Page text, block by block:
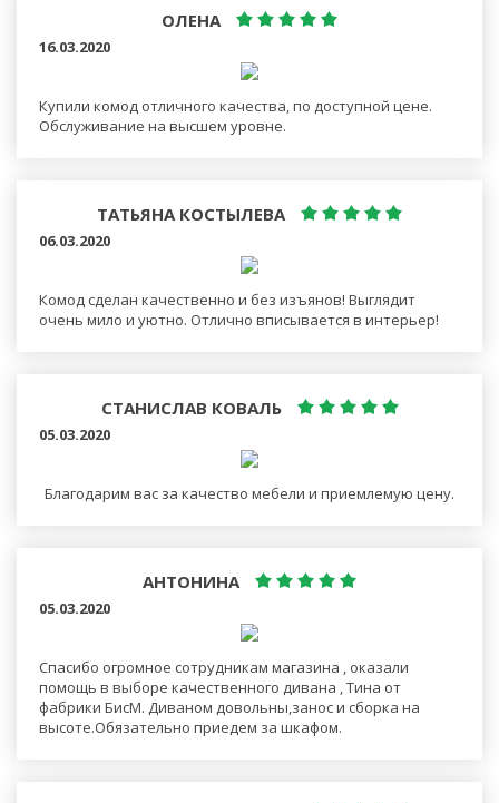
ОЛЕНА
16.03.2020
Купили комод отличного качества, по доступной цене.
Обслуживание на высшем уровне.
ТАТЬЯНА КОСТЫЛЕВА
06.03.2020
Комод сделан качественно и без изъянов! Выглядит
очень мило и уютно. Отлично вписывается в интерьер!
СТАНИСЛАВ КОВАЛЬ
05.03.2020
Благодарим вас за качество мебели и приемлемую цену.
АНТОНИНА
05.03.2020
Спасибо огромное сотрудникам магазина , оказали
помощь в выборе качественного дивана , Тина от
фабрики БисМ. Диваном довольны,занос и сборка на
высоте.Обязательно приедем за шкафом.